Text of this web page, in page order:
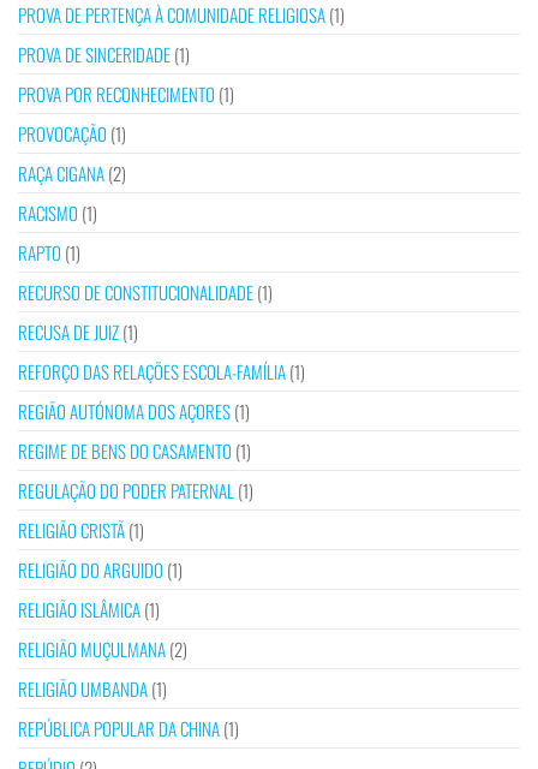
PROVA DE PERTENÇA À COMUNIDADE RELIGIOSA(1)
PROVA DE SINCERIDADE(1)
PROVA POR RECONHECIMENTO (1)
PROVOCAÇÃO (1)
RAÇA CIGANA(2)
RACISMO (1)
RAPTO (1)
RECURSO DE CONSTITUCIONALIDADE(1)
RECUSA DE JUIZ(1)
REFORÇO DAS RELAÇÕES ESCOLA-FAMÍLIA(1)
REGIÃO AUTÓNOMA DOS AÇORES(1)
REGIME DE BENS DO CASAMENTO (1)
REGULAÇÃO DO PODER PATERNAL (1)
RELIGIÃO CRISTÃ(1)
RELIGIÃO DO ARGUIDO (1)
RELIGIÃO ISLÂMICA(1)
RELIGIÃO MUÇULMANA(2)
RELIGIÃO UMBANDA(1)
REPÚBLICA POPULAR DA CHINA(1)